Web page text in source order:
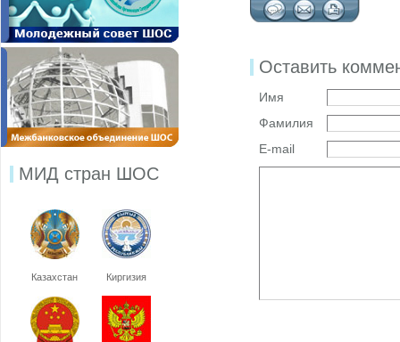
МИД стран ШОС
Казахстан Киргизия
Оставить
Имя
Фамилия
E-mail